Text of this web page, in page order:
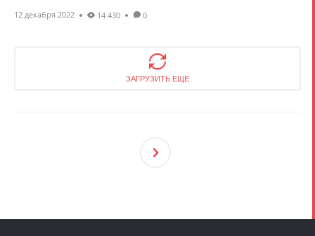
12 декабря 2022 14 430 0
ЗАГРУЗИТЬ ЕЩЕ
Ующ